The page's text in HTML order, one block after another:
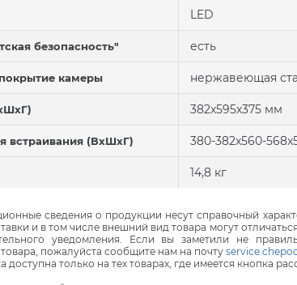
LED
безопасность" есть
камеры нержавеющая
382х595х375 мм
встраивания (ВхШхГ) 380-382x560-
14,8 кг
сведения о продукции несут справочный
и в том числе внешний вид товара могут
уведомления. Если вы заметили не
пожалуйста сообщите нам на почту
доступна только на тех товарах, где имеется кнопка